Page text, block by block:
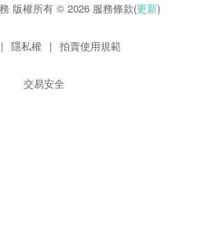
版權所有 © 2026 服務條款(更新)
| 隱私權 | 拍賣使用規範
交易安全